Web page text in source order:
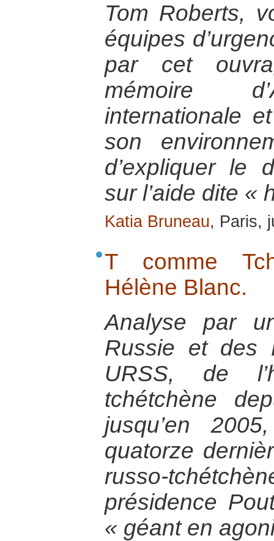
Tom Roberts,
équipes
par cet
mémoire
internationale
son
d’expliquer le
sur l’aide dite «
Katia Bruneau, Paris,
T comme
Hélène Blanc.
Analyse par
Russie et des
URSS, de
tchétchène
jusqu’en
quatorze
russo-
présidence
« géant en